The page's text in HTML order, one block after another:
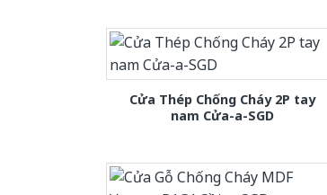
Cửa Thép Chống Cháy 2P tay
nam Cửa-a-SGD